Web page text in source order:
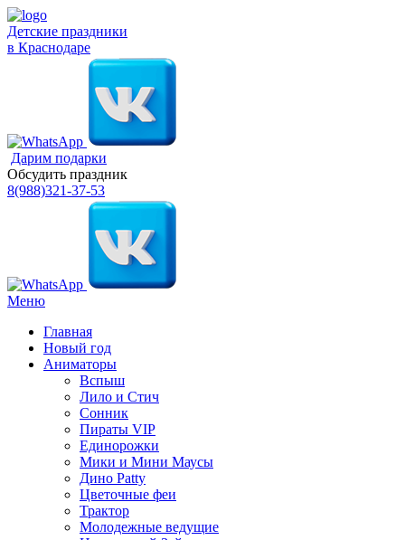
Детские праздники
в Краснодаре
Дарим подарки
Обсудить праздник
8(988)321-37-53
Меню
Главная
Новый год
Аниматоры
Вспыш
Лило и Стич
Сонник
Пираты VIP
Единорожки
Мики и Мини Маусы
Дино Patty
Цветочные феи
Трактор
Молодежные ведущие